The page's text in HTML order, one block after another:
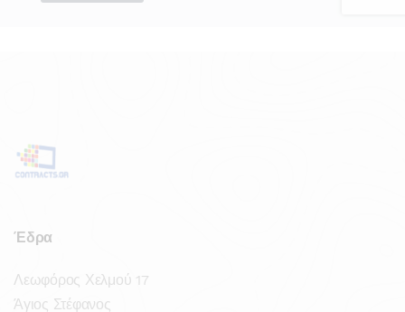
Έδρα
Λεωφόρος Χελμού 17
Άγιος Στέφανος